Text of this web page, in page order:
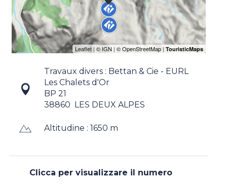
Travaux divers : Bettan & Cie - EURL
Les Chalets d'Or
BP 21
38860
LES DEUX ALPES
Altitudine : 1650 m
Clicca per visualizzare il numero